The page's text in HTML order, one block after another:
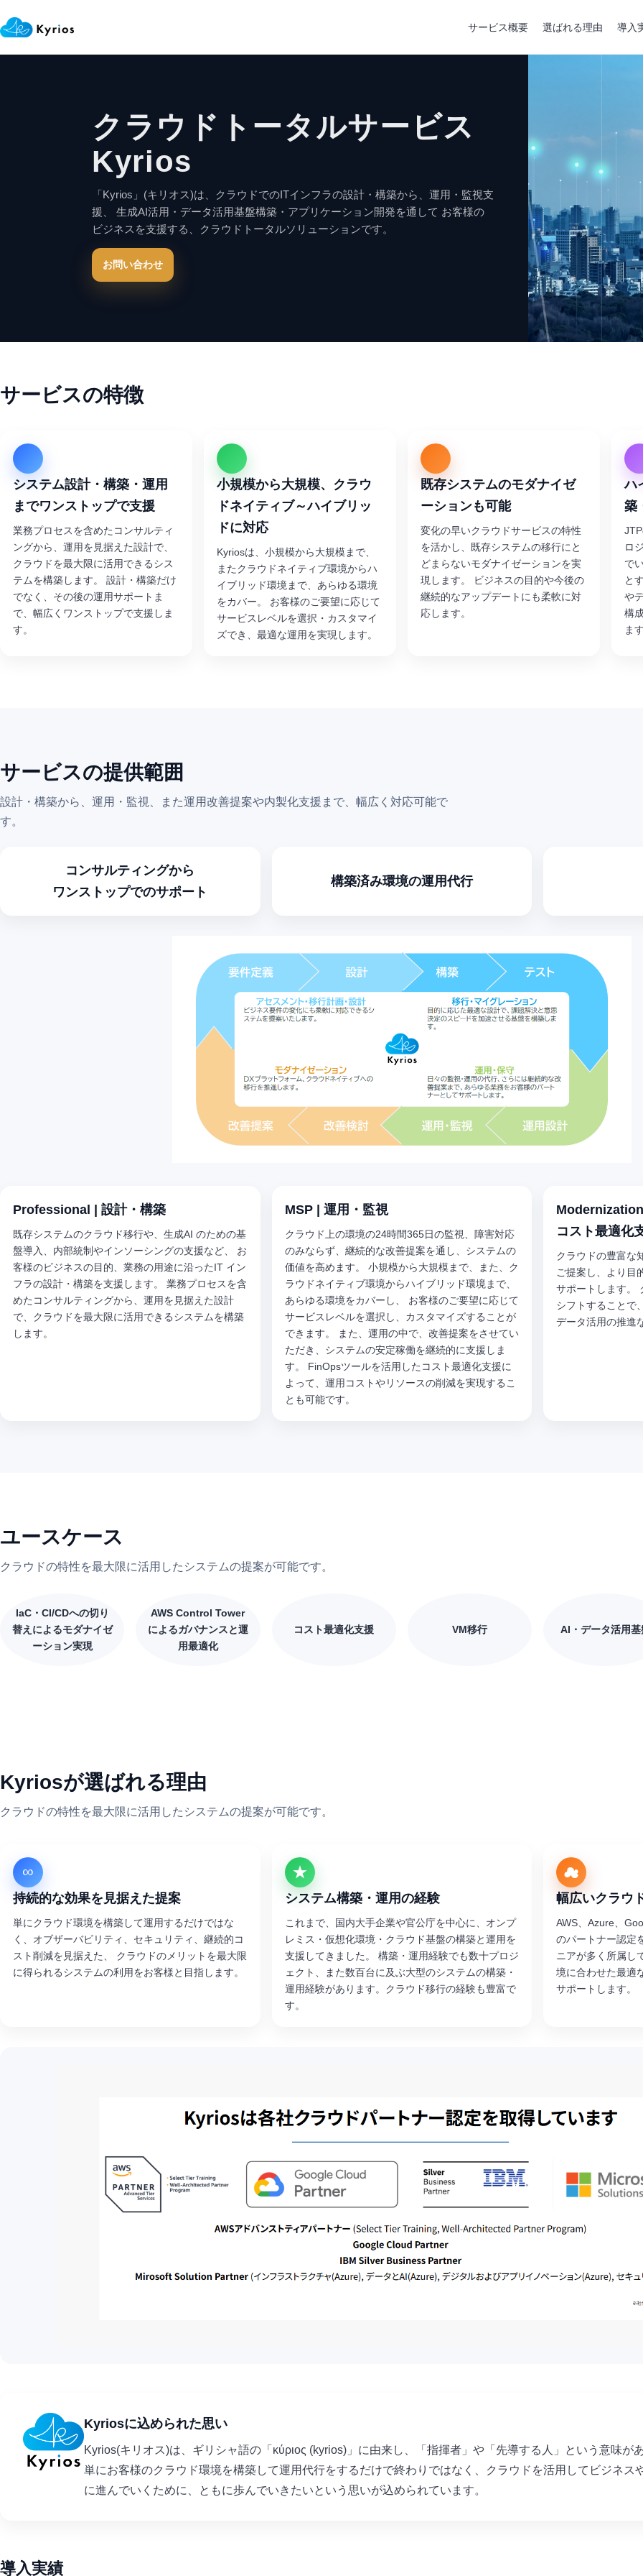
サービス概要 選ばれる理由 導入
クラウドトータルサービス
Kyrios
「Kyrios」(キリオス)は、クラウドでのITインフラの設計・構築から、運用・監視支
援、 生成AI活用・データ活用基盤構築・アプリケーション開発を通して お客様の
ビジネスを支援する、クラウドトータルソリューションです。
お問い合わせ
サービスの特徴
システム設計・構築・運用
までワンストップで支援
業務プロセスを含めたコンサルティ
ングから、運用を見据えた設計で、
クラウドを最大限に活用できるシス
テムを構築します。 設計・構築だけ
でなく、その後の運用サポートま
で、幅広くワンストップで支援しま
す。
小規模から大規模、クラウ
ドネイティブ～ハイブリッ
ドに対応
Kyriosは、小規模から大規模まで、
またクラウドネイティブ環境からハ
イブリッド環境まで、あらゆる環境
をカバー。 お客様のご要望に応じて
サービスレベルを選択・カスタマイ
ズでき、最適な運用を実現します。
既存システムのモダナイゼ
ーションも可能
変化の早いクラウドサービスの特性
を活かし、既存システムの移行にと
どまらないモダナイゼーションを実
現します。 ビジネスの目的や今後の
継続的なアップデートにも柔軟に対
応します。
ハ
築
ロ
で
と
や
構
ま
サービスの提供範囲
設計・構築から、運用・監視、また運用改善提案や内製化支援まで、幅広く対応可能で
す。
コンサルティングから
ワンストップでのサポート
構築済み環境の運用代行
Professional | 設計・構築
既存システムのクラウド移行や、生成AI のための基
盤導入、内部統制やインソーシングの支援など、 お
客様のビジネスの目的、業務の用途に沿ったIT イン
フラの設計・構築を支援します。 業務プロセスを含
めたコンサルティングから、運用を見据えた設計
で、クラウドを最大限に活用できるシステムを構築
します。
MSP | 運用・監視
クラウド上の環境の24時間365日の監視、障害対応
のみならず、継続的な改善提案を通し、システムの
価値を高めます。 小規模から大規模まで、また、ク
ラウドネイティブ環境からハイブリッド環境まで、
あらゆる環境をカバーし、 お客様のご要望に応じて
サービスレベルを選択し、カスタマイズすることが
できます。 また、運用の中で、改善提案をさせてい
ただき、システムの安定稼働を継続的に支援しま
す。 FinOpsツールを活用したコスト最適化支援に
よって、運用コストやリソースの削減を実現するこ
とも可能です。
コスト最適化
クラウドの豊富な
ご提案し、より目
サポートします。
シフトすることで
データ活用の推進
ユースケース
クラウドの特性を最大限に活用したシステムの提案が可能です。
IaC・CI/CDへの切り
替えによるモダナイゼ
ーション実現
AWS Control Tower
によるガバナンスと運
用最適化
コスト最適化支援 VM移行 AI・データ活用基
Kyriosが選ばれる理由
クラウドの特性を最大限に活用したシステムの提案が可能です。
∞
持続的な効果を見据えた提案
単にクラウド環境を構築して運用するだけではな
く、オブザーバビリティ、セキュリティ、継続的コ
スト削減を見据えた、 クラウドのメリットを最大限
に得られるシステムの利用をお客様と目指します。
★
システム構築・運用の経験
これまで、国内大手企業や官公庁を中心に、オンプ
レミス・仮想化環境・クラウド基盤の構築と運用を
支援してきました。 構築・運用経験でも数十プロジ
ェクト、また数百台に及ぶ大型のシステムの構築・
運用経験があります。クラウド移行の経験も豊富で
す。
☁︎
幅広いクラウ
AWS、Azure、
のパートナー認定
ニアが多く所属し
境に合わせた最適
サポートします。
Kyriosに込められた思い
Kyrios(キリオス)は、ギリシャ語の「κύριος (kyrios)」に由来し、「指揮者」や「先導する人」という意味が
単にお客様のクラウド環境を構築して運用代行をするだけで終わりではなく、クラウドを活用してビジネス
に進んでいくために、ともに歩んでいきたいという思いが込められています。
導入実績